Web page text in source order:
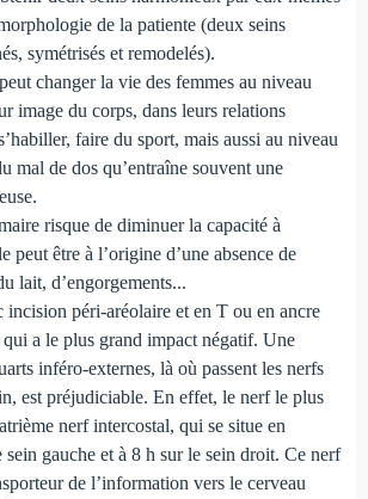
de la patiente (deux seins
symétrisés et remodelés).
changer la vie des femmes au niveau
image du corps, dans leurs relations
faire du sport, mais aussi au niveau
mal de dos qu’entraîne souvent une
risque de diminuer la capacité à
peut être à l’origine d’une absence de
lait, d’engorgements...
incision péri-aréolaire et en T ou en ancre
qui a le plus grand impact négatif. Une
inféro-externes, là où passent les nerfs
est préjudiciable. En effet, le nerf le plus
nerf intercostal, qui se situe en
sein gauche et à 8 h sur le sein droit. Ce nerf
de l’information vers le cerveau